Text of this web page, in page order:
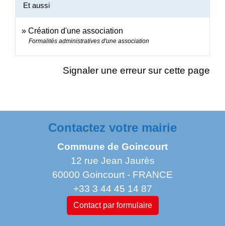
Et aussi
Création d'une association
Formalités administratives d'une association
Signaler une erreur sur cette page
Contactez votre mairie
Commune de Goincourt
12 rue Jean Jaurès
60000 Goincourt - FRANCE
+33 3 44 45 14 87
Contact par formulaire